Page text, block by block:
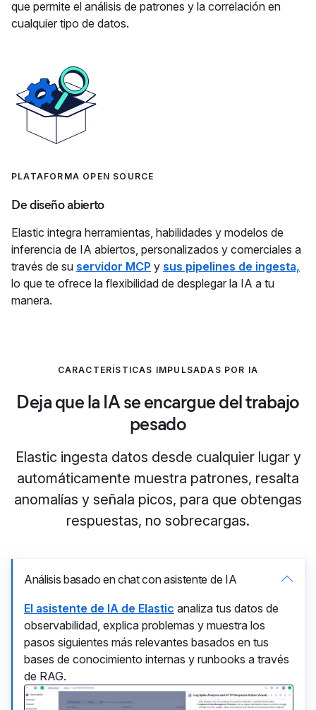
que permite el análisis de patrones y la correlación en
cualquier tipo de datos.
PLATAFORMA OPEN SOURCE
De diseño abierto
Elastic integra herramientas, habilidades y modelos de
inferencia de IA abiertos, personalizados y comerciales a
través de su servidor MCP y sus pipelines de ingesta,
lo que te ofrece la flexibilidad de desplegar la IA a tu
manera.
CARACTERÍSTICAS IMPULSADAS POR IA
Deja que la IA se encargue del trabajo
pesado
Elastic ingesta datos desde cualquier lugar y
automáticamente muestra patrones, resalta
anomalías y señala picos, para que obtengas
respuestas, no sobrecargas.
Análisis basado en chat con asistente de IA
El asistente de IA de Elastic analiza tus datos de
observabilidad, explica problemas y muestra los
pasos siguientes más relevantes basados en tus
bases de conocimiento internas y runbooks a través
de RAG.